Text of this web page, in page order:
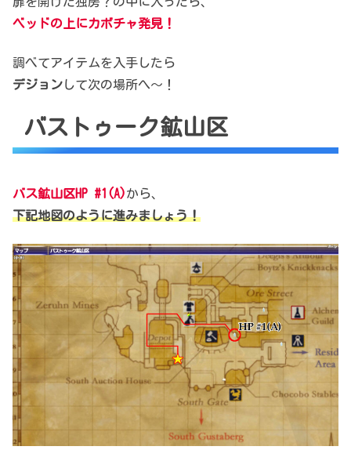
ベッドの上にカボチャ発見！
調べてアイテムを入手したら
デジョンして次の場所へ～！
バストゥーク鉱山区
バス鉱山区HP #1(A)から、
下記地図のように進みましょう！